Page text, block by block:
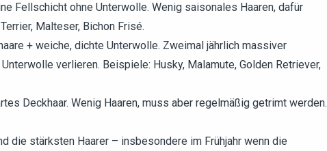
Fellschicht ohne Unterwolle. Wenig saisonales Haaren, dafür
Malteser, Bichon Frisé.
+ weiche, dichte Unterwolle. Zweimal jährlich massiver
verlieren. Beispiele: Husky, Malamute, Golden Retriever,
Deckhaar. Wenig Haaren, muss aber regelmäßig getrimt werden.
die stärksten Haarer – insbesondere im Frühjahr wenn die